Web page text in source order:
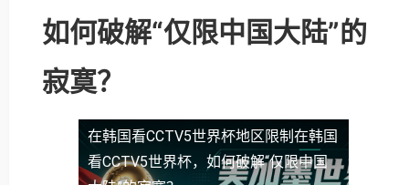
如何破解“仅限中国大陆”的
寂寞？
在韩国看CCTV5世界杯地区限制 在韩国
看CCTV5世界杯，如何破解“仅限中国